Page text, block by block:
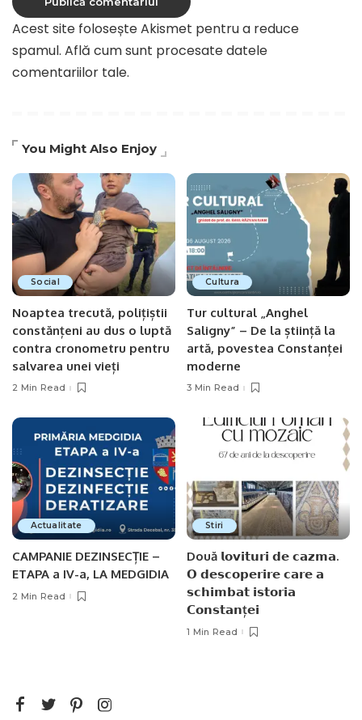
Acest site folosește Akismet pentru a reduce
spamul. Află cum sunt procesate datele
comentariilor tale.
You Might Also Enjoy
Social
Noaptea trecută, polițiștii
constănțeni au dus o luptă
contra cronometru pentru
salvarea unei vieți
2 Min Read
Cultura
Tur cultural „Anghel
Saligny” – De la știință la
artă, povestea Constanței
moderne
3 Min Read
Actualitate
CAMPANIE DEZINSECȚIE –
ETAPA a IV-a, LA MEDGIDIA
2 Min Read
Stiri
Două 𝗹𝗼𝘃𝗶𝘁𝘂𝗿𝗶 𝗱𝗲 𝗰𝗮𝘇𝗺𝗮.
𝗢 𝗱𝗲𝘀𝗰𝗼𝗽𝗲𝗿𝗶𝗿𝗲 𝗰𝗮𝗿𝗲 𝗮
𝘀𝗰𝗵𝗶𝗺𝗯𝗮𝘁 𝗶𝘀𝘁𝗼𝗿𝗶𝗮
𝗖𝗼𝗻𝘀𝘁𝗮𝗻ț𝗲𝗶
1 Min Read